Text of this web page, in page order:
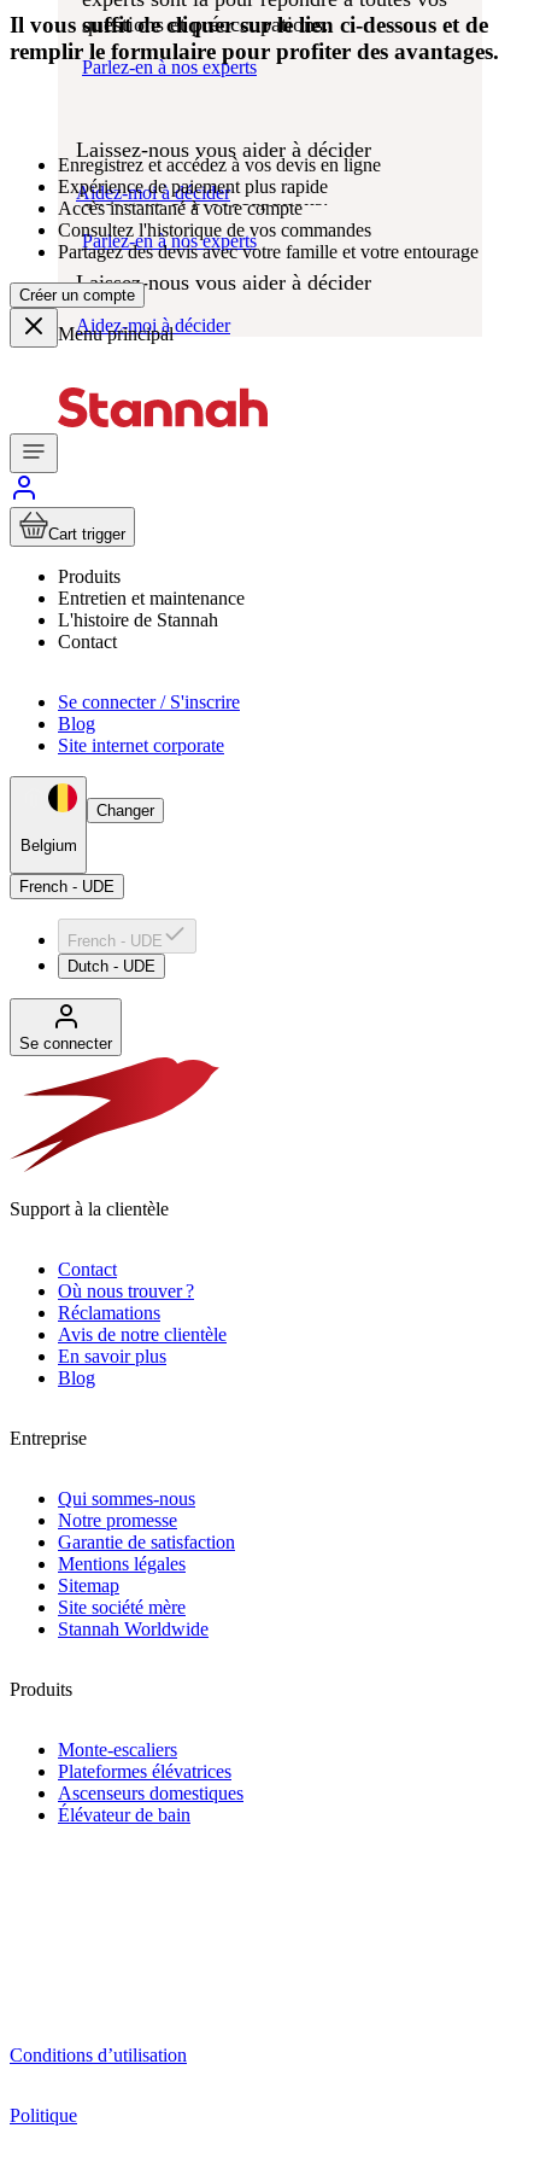
Prix
des
monte-
escaliers
Quel produit vous
convient le mieux?
Laissez-nous vous aider à décider
Aidez-moi à décider
levage Stannah sans aucun souci. Nos
experts sont là pour répondre à toutes vos
questions et préoccupations.
Parlez-en à nos experts
convient le mieux?
Laissez-nous vous aider à décider
Aidez-moi à décider
questions et préoccupations.
Parlez-en à nos experts
Il vous suffit de cliquer sur le lien ci-dessous et de
remplir le formulaire pour profiter des avantages.
Enregistrez et accédez à vos devis en ligne
Expérience de paiement plus rapide
Accès instantané à votre compte
Consultez l'historique de vos commandes
Partagez des devis avec votre famille et votre entourage
Créer un compte
Menu principal
Cart trigger
Produits
Entretien et maintenance
L'histoire de Stannah
Contact
Se connecter / S'inscrire
Blog
Site internet corporate
Belgium
Changer
French - UDE
French - UDE
Dutch - UDE
Se connecter
Support à la clientèle
Contact
Où nous trouver ?
Réclamations
Avis de notre clientèle
En savoir plus
Blog
Entreprise
Qui sommes-nous
Notre promesse
Garantie de satisfaction
Mentions légales
Sitemap
Site société mère
Stannah Worldwide
Produits
Monte-escaliers
Plateformes élévatrices
Ascenseurs domestiques
Élévateur de bain
Conditions d’utilisation
Politique